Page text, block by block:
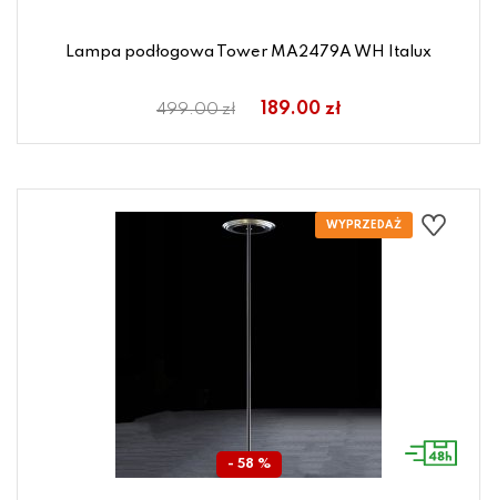
Lampa podłogowa Tower MA2479A WH Italux
499.00 zł 189.00 zł
- 58 %